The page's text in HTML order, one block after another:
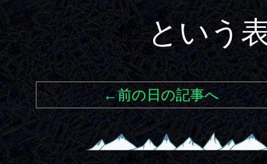
という
←前の日の記事へ